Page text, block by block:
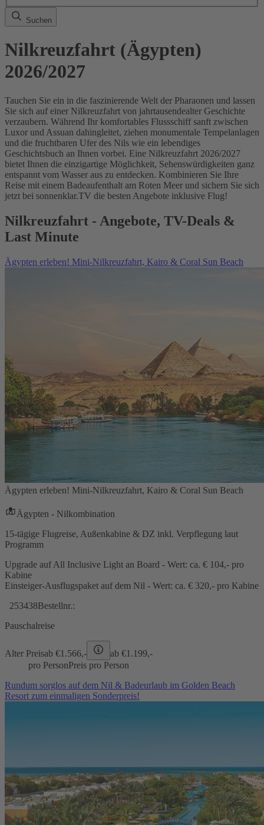
Suchen
Nilkreuzfahrt (Ägypten)
2026/2027
Tauchen Sie ein in die faszinierende Welt der Pharaonen und lassen
Sie sich auf einer Nilkreuzfahrt von jahrtausendealter Geschichte
verzaubern. Während Ihr komfortables Flussschiff sanft zwischen
Luxor und Assuan dahingleitet, ziehen monumentale Tempelanlagen
und die fruchtbaren Ufer des Nils wie ein lebendiges
Geschichtsbuch an Ihnen vorbei. Eine Nilkreuzfahrt 2026/2027
bietet Ihnen die einzigartige Möglichkeit, Sehenswürdigkeiten ganz
entspannt vom Wasser aus zu entdecken. Kombinieren Sie Ihre
Reise mit einem Badeaufenthalt am Roten Meer und sichern Sie sich
jetzt bei sonnenklar.TV die besten Angebote inklusive Flug!
Nilkreuzfahrt - Angebote, TV-Deals &
Last Minute
Ägypten erleben! Mini-Nilkreuzfahrt, Kairo & Coral Sun Beach
Ägypten erleben! Mini-Nilkreuzfahrt, Kairo & Coral Sun Beach
Ägypten - Nilkombination
15-tägige Flugreise, Außenkabine & DZ inkl. Verpflegung laut
Programm
Upgrade auf All Inclusive Light an Board - Wert: ca. € 104,- pro
Kabine
Einsteiger-Ausflugspaket auf dem Nil - Wert: ca. € 320,- pro Kabine
253438Bestellnr.:
Pauschalreise
Alter Preisab €1.566,- ab €1.199,-
pro PersonPreis pro Person
Rundum sorglos auf dem Nil & Badeurlaub im Golden Beach
Resort zum einmaligen Sonderpreis!